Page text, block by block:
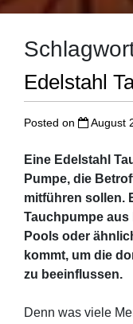
Edelstahl
Posted on August
Eine Edelstahl
Pumpe, die
mitführen sollen.
Tauchpumpe aus
Pools oder
kommt, um die
zu beeinflussen.
Denn was viele